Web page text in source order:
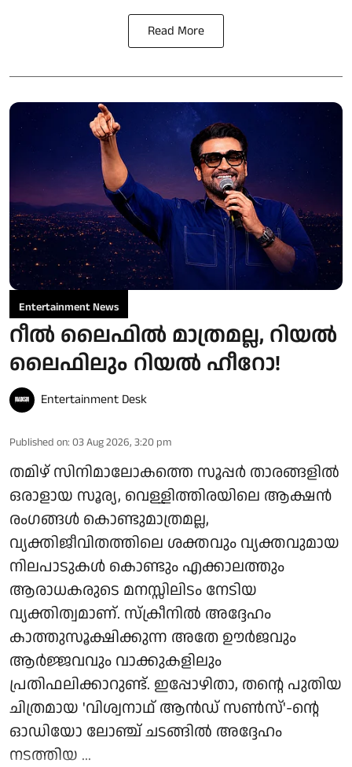
Read More
Entertainment News
റീൽ ലൈഫിൽ മാത്രമല്ല, റിയൽ
ലൈഫിലും റിയൽ ഹീറോ!
Entertainment Desk
Published on: 03 Aug 2026, 3:20 pm
തമിഴ് സിനിമാലോകത്തെ സൂപ്പർ താരങ്ങളിൽ
ഒരാളായ സൂര്യ, വെള്ളിത്തിരയിലെ ആക്ഷൻ
രംഗങ്ങൾ കൊണ്ടുമാത്രമല്ല,
വ്യക്തിജീവിതത്തിലെ ശക്തവും വ്യക്തവുമായ
നിലപാടുകൾ കൊണ്ടും എക്കാലത്തും
ആരാധകരുടെ മനസ്സിലിടം നേടിയ
വ്യക്തിത്വമാണ്. സ്ക്രീനിൽ അദ്ദേഹം
കാത്തുസൂക്ഷിക്കുന്ന അതേ ഊർജവും
ആർജ്ജവവും വാക്കുകളിലും
പ്രതിഫലിക്കാറുണ്ട്. ഇപ്പോഴിതാ, തന്റെ പുതിയ
ചിത്രമായ 'വിശ്വനാഥ് ആൻഡ് സൺസ്'-ന്റെ
ഓഡിയോ ലോഞ്ച് ചടങ്ങിൽ അദ്ദേഹം
നടത്തിയ ...